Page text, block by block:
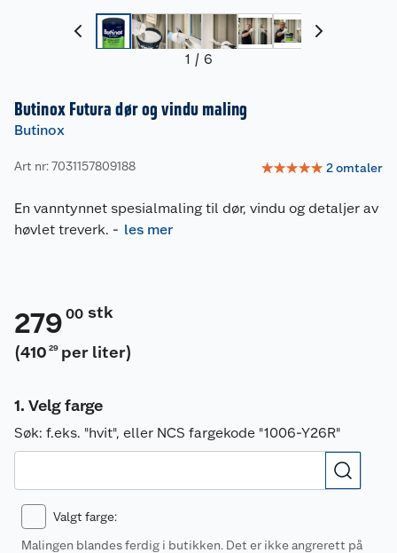
1 / 6
Butinox Futura dør og vindu maling
Butinox
Art nr: 7031157809188 ☆☆☆☆☆ 2omtaler
En vanntynnet spesialmaling til dør, vindu og detaljer av
høvlet treverk. - les mer
279 00 stk
(410 29 per liter)
Velg farge
Søk: f.eks. "hvit", eller NCS fargekode "1006-Y26R"
Valgt farge:
Malingen blandes ferdig i butikken. Det er ikke angrerett på